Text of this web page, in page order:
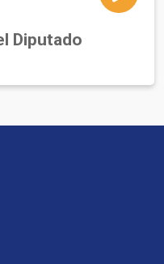
Diputado